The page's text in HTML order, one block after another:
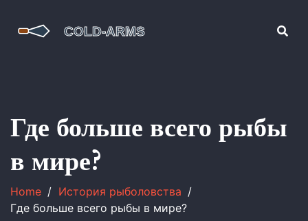
Где больше всего рыбы
в мире?
Home
История рыболовства
Где больше всего рыбы в мире?